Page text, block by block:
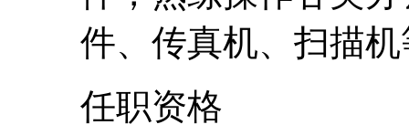
件、传真机、扫描
任职资格